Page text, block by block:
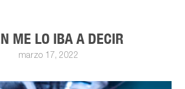
ME LO IBA A DECIR
marzo 17, 2022